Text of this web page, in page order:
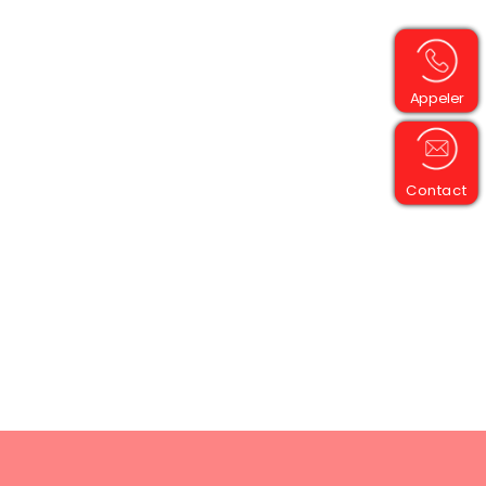
Appeler
Contact